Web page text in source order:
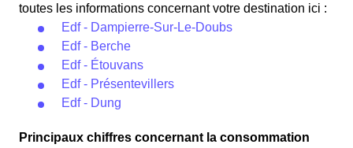
toutes les informations concernant votre destination ici :
Edf - Dampierre-Sur-Le-Doubs
Edf - Berche
Edf - Étouvans
Edf - Présentevillers
Edf - Dung
Principaux chiffres concernant la consommation